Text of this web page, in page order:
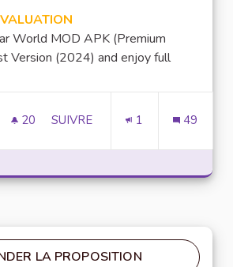
World MOD APK (Premium
Version (2024) and enjoy full
20 20 ABONNÉS
SUIVRE 1 49
LA PROPOSITION